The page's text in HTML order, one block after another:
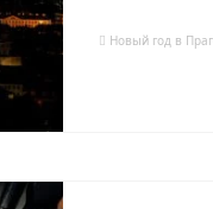
Новый год в